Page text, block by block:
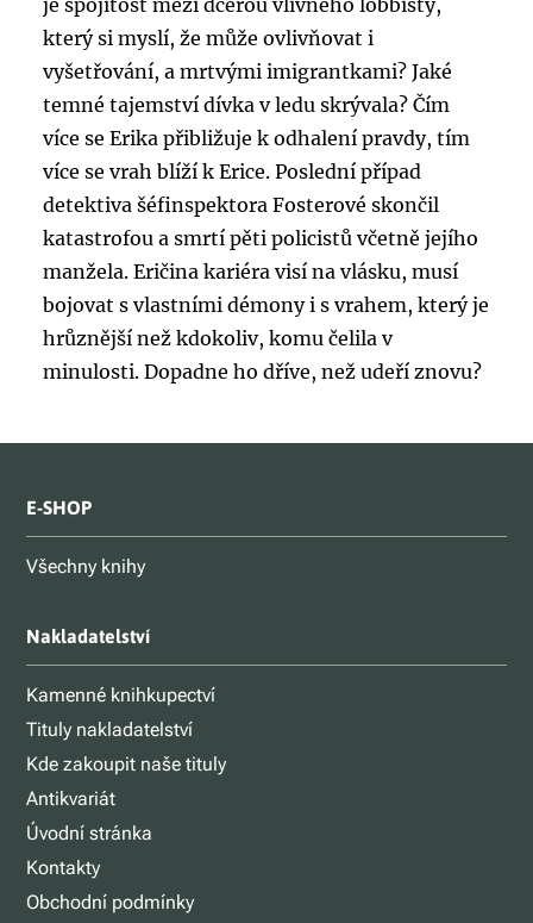
který si myslí, že může ovlivňovat i
vyšetřování, a mrtvými imigrantkami? Jaké
temné tajemství dívka v ledu skrývala? Čím
více se Erika přibližuje k odhalení pravdy, tím
více se vrah blíží k Erice. Poslední případ
detektiva šéfinspektora Fosterové skončil
katastrofou a smrtí pěti policistů včetně jejího
manžela. Eričina kariéra visí na vlásku, musí
bojovat s vlastními démony i s vrahem, který je
hrůznější než kdokoliv, komu čelila v
minulosti. Dopadne ho dříve, než udeří znovu?
E-SHOP
Všechny knihy
Nakladatelství
Kamenné knihkupectví
Tituly nakladatelství
Kde zakoupit naše tituly
Antikvariát
Úvodní stránka
Kontakty
Obchodní podmínky